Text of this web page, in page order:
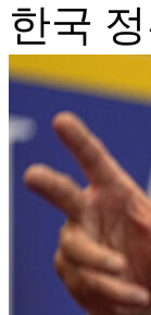
한국